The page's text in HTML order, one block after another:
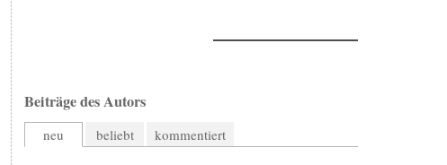
Beiträge des Autors
neu beliebt kommentiert